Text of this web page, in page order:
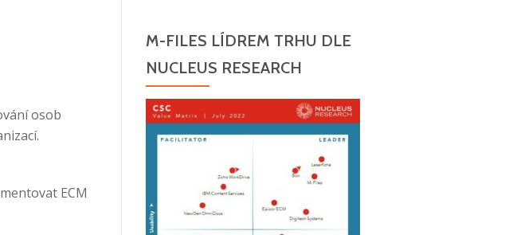
osob
ECM
M-FILES LÍDREM TRHU DLE
NUCLEUS RESEARCH